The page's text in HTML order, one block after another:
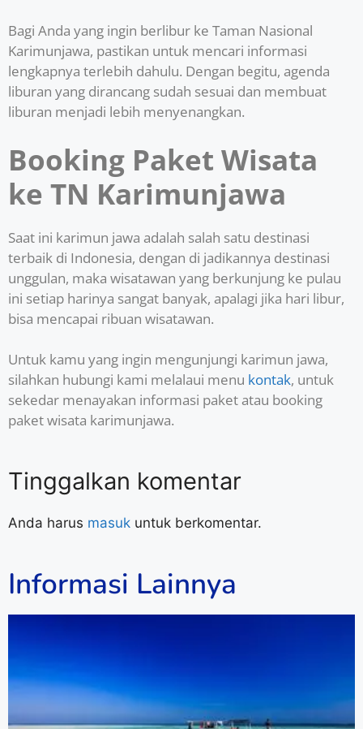
Bagi Anda yang ingin berlibur ke Taman Nasional
Karimunjawa, pastikan untuk mencari informasi
lengkapnya terlebih dahulu. Dengan begitu, agenda
liburan yang dirancang sudah sesuai dan membuat
liburan menjadi lebih menyenangkan.
Booking Paket Wisata
ke TN Karimunjawa
Saat ini karimun jawa adalah salah satu destinasi
terbaik di Indonesia, dengan di jadikannya destinasi
unggulan, maka wisatawan yang berkunjung ke pulau
ini setiap harinya sangat banyak, apalagi jika hari libur,
bisa mencapai ribuan wisatawan.
Untuk kamu yang ingin mengunjungi karimun jawa,
silahkan hubungi kami melalaui menu kontak, untuk
sekedar menayakan informasi paket atau booking
paket wisata karimunjawa.
Tinggalkan komentar
Anda harus masuk untuk berkomentar.
Informasi Lainnya